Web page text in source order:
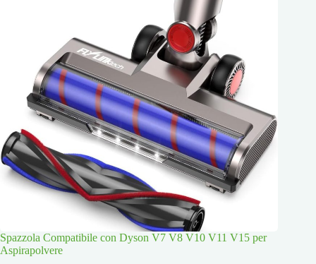
Spazzola Compatibile con Dyson V7 V8 V10 V11 V15 per
Aspirapolvere